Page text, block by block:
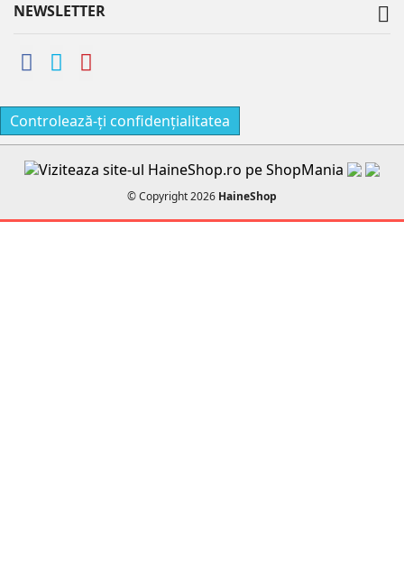
NEWSLETTER 
Controlează-ți confidențialitatea
© Copyright 2026 HaineShop